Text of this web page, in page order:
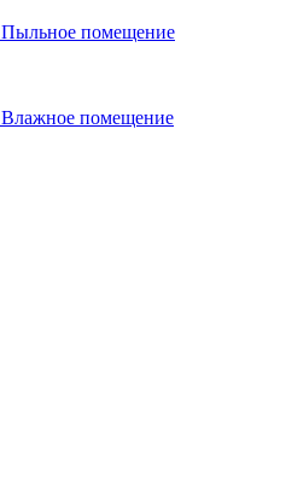
Пыльное помещение
Влажное помещение